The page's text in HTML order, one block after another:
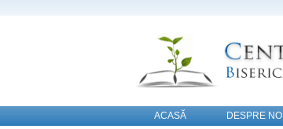
ACASĂ DESPRE NOI